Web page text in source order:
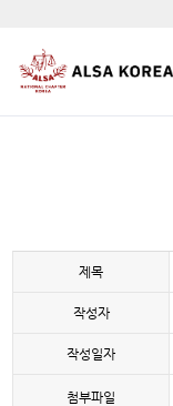
제목
작성자
작성일자
첨부파일